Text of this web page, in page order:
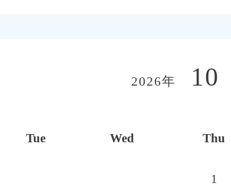
2026年 10
Tue Wed Thu
1